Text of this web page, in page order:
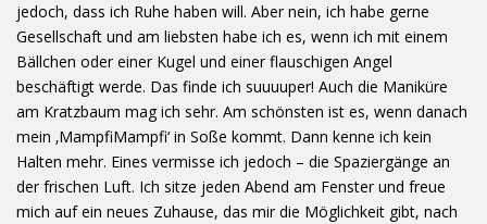
jedoch, dass ich Ruhe haben will. Aber nein, ich habe gerne
Gesellschaft und am liebsten habe ich es, wenn ich mit einem
Bällchen oder einer Kugel und einer flauschigen Angel
beschäftigt werde. Das finde ich suuuuper! Auch die Maniküre
am Kratzbaum mag ich sehr. Am schönsten ist es, wenn danach
mein ‚MampfiMampfi‘ in Soße kommt. Dann kenne ich kein
Halten mehr. Eines vermisse ich jedoch – die Spaziergänge an
der frischen Luft. Ich sitze jeden Abend am Fenster und freue
mich auf ein neues Zuhause, das mir die Möglichkeit gibt, nach